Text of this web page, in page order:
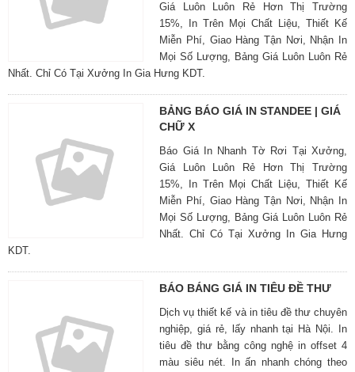
Giá Luôn Luôn Rẻ Hơn Thị Trường
15%, In Trên Mọi Chất Liệu, Thiết Kế
Miễn Phí, Giao Hàng Tận Nơi, Nhận In
Mọi Số Lượng, Bảng Giá Luôn Luôn Rẻ
Nhất. Chỉ Có Tại Xưởng In Gia Hưng KDT.
BẢNG BÁO GIÁ IN STANDEE | GIÁ
CHỮ X
Báo Giá In Nhanh Tờ Rơi Tại Xưởng,
Giá Luôn Luôn Rẻ Hơn Thị Trường
15%, In Trên Mọi Chất Liệu, Thiết Kế
Miễn Phí, Giao Hàng Tận Nơi, Nhận In
Mọi Số Lượng, Bảng Giá Luôn Luôn Rẻ
Nhất. Chỉ Có Tại Xưởng In Gia Hưng
KDT.
BÁO BÁNG GIÁ IN TIÊU ĐỀ THƯ
Dịch vụ thiết kế và in tiêu đề thư chuyên
nghiệp, giá rẻ, lấy nhanh tại Hà Nội. In
tiêu đề thư bằng công nghệ in offset 4
màu siêu nét. In ấn nhanh chóng theo